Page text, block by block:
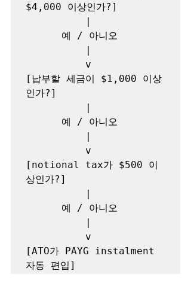
$4,000 이상인가?]
[납부할 세금이 $1,000 이상
인가?]
[notional tax가 $500 이
상인가?]
[ATO가 PAYG instalment
자동 편입]